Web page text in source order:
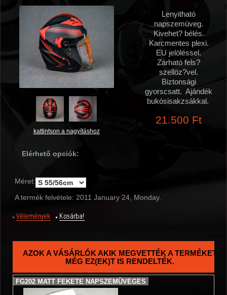
kattintson a nagyításhoz
Lenyitható
napszemüveg.
Kivehet? bélés.
Karcmentes plexi.
EU jelöléssel.
Zárható fels?
szellöz?vel.
Biztonsági
gyorscsatt. Ajándék
bukósisakzsákkal.
21.500 Ft
Elérhető opciók:
Méret:
A termék felvétele: 2011 January 24, Monday.
AZOK A VÁSÁRLÓK AKIK MEGVETTÉK A TERMÉKET
MÉG EZ(EK)T IS RENDELTÉK.
FG202 MATT FEKETE NAPSZEMÜVEGES